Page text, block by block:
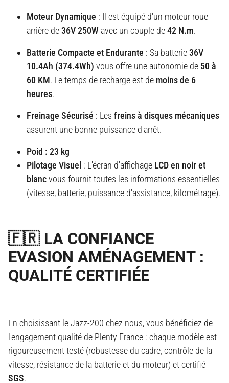
Moteur Dynamique : Il est équipé d'un moteur roue
arrière de36V 250W avec un couple de42 N.m.
Batterie Compacte et Endurante : Sa batterie36V
10.4Ah (374.4Wh) vous offre une autonomie de 50 à
60 KM. Le temps de recharge est de moins de 6
heures.
Freinage Sécurisé : Les freins à disques mécaniques
assurent une bonne puissance d'arrêt.
Poid : 23 kg
Pilotage Visuel : L'écran d'affichage LCD en noir et
blancvous fournit toutes les informations essentielles
(vitesse, batterie, puissance d'assistance, kilométrage).
🇫🇷 LA CONFIANCE
EVASION AMÉNAGEMENT :
QUALITÉ CERTIFIÉE
En choisissant le Jazz-200 chez nous, vous bénéficiez de
l'engagement qualité de Plenty France : chaque modèle est
rigoureusement testé (robustesse du cadre, contrôle de la
vitesse, résistance de la batterie et du moteur) et certifié
SGS.